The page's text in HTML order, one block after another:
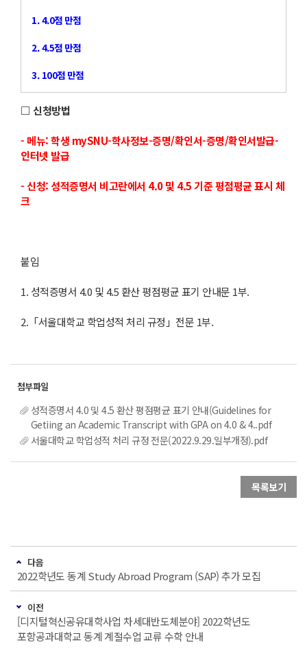
1. 4.0점 만점
2. 4.5점 만점
3. 100점 만점
□ 신청방법
- 메뉴: 학생 mySNU-학사정보-증명/확인서-증명/확인서발급-
인터넷 발급
- 신청: 성적증명서 비고란에서 4.0 및 4.5 기준 평점평균 표시 체
크
붙임
1. 성적증명서 4.0 및 4.5 환산 평점평균 표기 안내문 1부.
2.「서울대학교 학업성적 처리 규정」전문 1부.
성적증명서 4.0 및 4.5 환산 평점평균 표기 안내(Guidelines for
Getiing an Academic Transcript with GPA on 4.0 & 4..pdf
서울대학교 학업성적 처리 규정 전문(2022.9.29.일부개정).pdf
목록보기
다음
2022학년도 동계 Study Abroad Program (SAP) 추가 모집
이전
[디지털혁신공유대학사업 차세대반도체분야] 2022학년도
포항공과대학교 동계 계절수업 교류 수학 안내